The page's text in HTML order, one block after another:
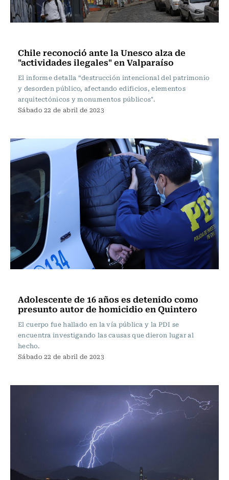
Chile reconoció ante la Unesco alza de
"actividades ilegales" en Valparaíso
El informe detalla “destrucción intencional del patrimonio
y desorden público, afectando edificios, elementos
arquitectónicos y monumentos públicos".
Sábado 22 de abril de 2023
Adolescente de 16 años es detenido como
presunto autor de homicidio en Quintero
El cuerpo fue hallado en la vía pública y la PDI se
encuentra investigando las causas que dieron lugar al
hecho.
Sábado 22 de abril de 2023